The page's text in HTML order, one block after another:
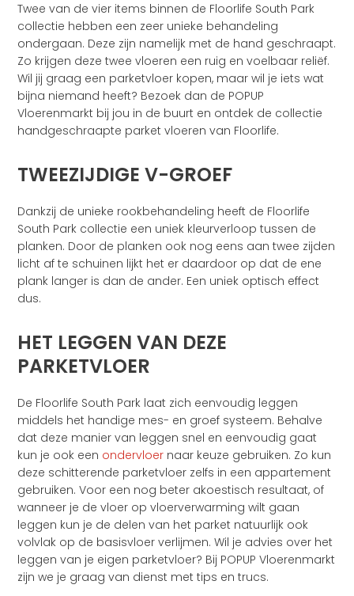
Twee van de vier items binnen de Floorlife South Park
collectie hebben een zeer unieke behandeling
ondergaan. Deze zijn namelijk met de hand geschraapt.
Zo krijgen deze twee vloeren een ruig en voelbaar reliëf.
Wil jij graag een parketvloer kopen, maar wil je iets wat
bijna niemand heeft? Bezoek dan de POPUP
Vloerenmarkt bij jou in de buurt en ontdek de collectie
handgeschraapte parket vloeren van Floorlife.
TWEEZIJDIGE V-GROEF
Dankzij de unieke rookbehandeling heeft de Floorlife
South Park collectie een uniek kleurverloop tussen de
planken. Door de planken ook nog eens aan twee zijden
licht af te schuinen lijkt het er daardoor op dat de ene
plank langer is dan de ander. Een uniek optisch effect
dus.
HET LEGGEN VAN DEZE
PARKETVLOER
De Floorlife South Park laat zich eenvoudig leggen
middels het handige mes- en groef systeem. Behalve
dat deze manier van leggen snel en eenvoudig gaat
kun je ook een ondervloer naar keuze gebruiken. Zo kun
deze schitterende parketvloer zelfs in een appartement
gebruiken. Voor een nog beter akoestisch resultaat, of
wanneer je de vloer op vloerverwarming wilt gaan
leggen kun je de delen van het parket natuurlijk ook
volvlak op de basisvloer verlijmen. Wil je advies over het
leggen van je eigen parketvloer? Bij POPUP Vloerenmarkt
zijn we je graag van dienst met tips en trucs.